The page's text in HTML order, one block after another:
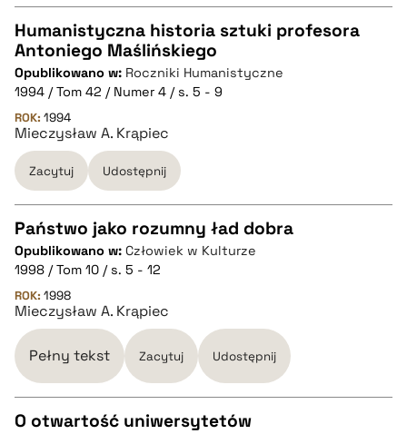
pobierz cytat
CZYSTY TEKST
pobierz cytat
BIBTEX
pobierz cytat
Humanistyczna historia sztuki profesora
Antoniego Maślińskiego
Opublikowano w: Roczniki Humanistyczne
1994 / Tom 42 / Numer 4 / s. 5 - 9
ROK: 1994
Mieczysław A. Krąpiec
Zacytuj Udostępnij
CZYSTY TEKST
pobierz cytat
pobierz cytat
Państwo jako rozumny ład dobra
Opublikowano w: Człowiek w Kulturze
1998 / Tom 10 / s. 5 - 12
ROK: 1998
Mieczysław A. Krąpiec
Pełny tekst Zacytuj Udostępnij
O otwartość uniwersytetów